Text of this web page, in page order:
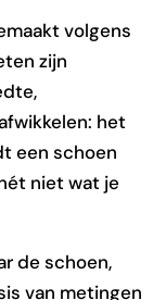
volgens
zijn
het
een schoen
niet wat je
de schoen,
van metingen